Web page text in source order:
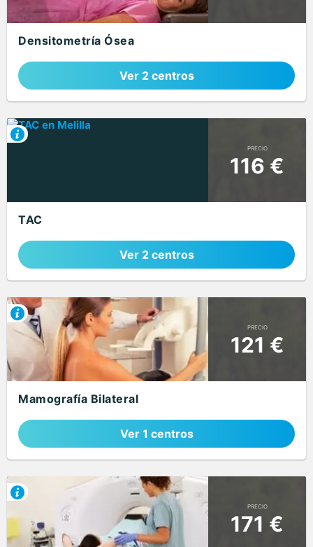
Densitometría Ósea
Ver 2 centros
PRECIO
116 €
TAC
Ver 2 centros
PRECIO
121 €
Mamografía Bilateral
Ver 1 centros
PRECIO
171 €